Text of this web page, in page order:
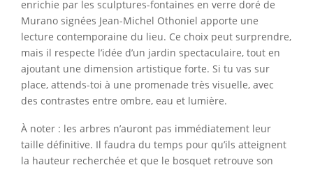
enrichie par les sculptures-fontaines en verre doré de
Murano signées Jean-Michel Othoniel apporte une
lecture contemporaine du lieu. Ce choix peut surprendre,
mais il respecte l’idée d’un jardin spectaculaire, tout en
ajoutant une dimension artistique forte. Si tu vas sur
place, attends-toi à une promenade très visuelle, avec
des contrastes entre ombre, eau et lumière.
À noter : les arbres n’auront pas immédiatement leur
taille définitive. Il faudra du temps pour qu’ils atteignent
la hauteur recherchée et que le bosquet retrouve son